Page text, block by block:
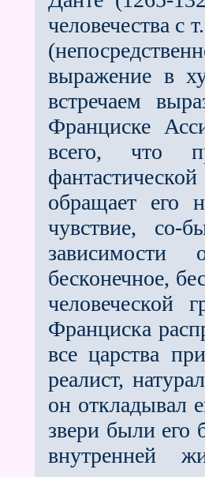
человечества с
выражение в
встречаем
Франциске
всего, что
обращает его
чувствие, со-
бесконечное,
человеческой
Франциска
все царства
реалист,
он откладывал
звери были его
внутренней